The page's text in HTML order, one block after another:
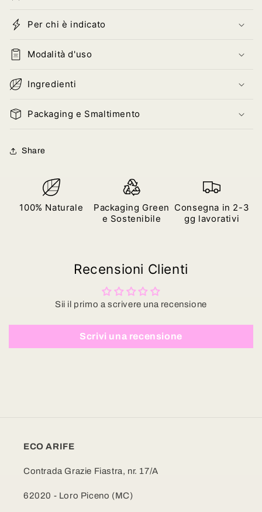
Per chi è indicato
Modalità d'uso
Ingredienti
Packaging e Smaltimento
Share
100% Naturale
Packaging Green
e Sostenibile
Consegna in 2-3
gg lavorativi
Recensioni Clienti
Sii il primo a scrivere una recensione
Scrivi una recensione
ECO ARIFE
Contrada Grazie Fiastra, nr. 17/A
62020 - Loro Piceno (MC)